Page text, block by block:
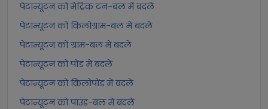
पेटान्यूटन को मेट्रिक टन-बल में बदलें
पेटान्यूटन को किलोग्राम-बल में बदलें
पेटान्यूटन को ग्राम-बल में बदलें
पेटान्यूटन को पोंड में बदलें
पेटान्यूटन को किलोपोंड में बदलें
पेटान्यूटन को पाउंड-बल में बदलें